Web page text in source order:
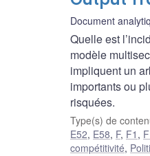
Document
Quelle est
modèle
impliquent un
importants ou
risquées.
Type(s) de
E52, E58, F, F1 ,
compétitivité,